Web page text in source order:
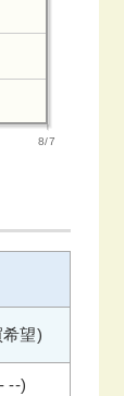
8/7
望)
--)